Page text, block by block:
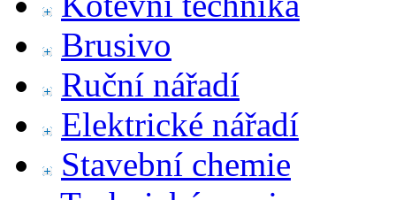
Brusivo
Ruční nářadí
Elektrické nářadí
Stavební chemie